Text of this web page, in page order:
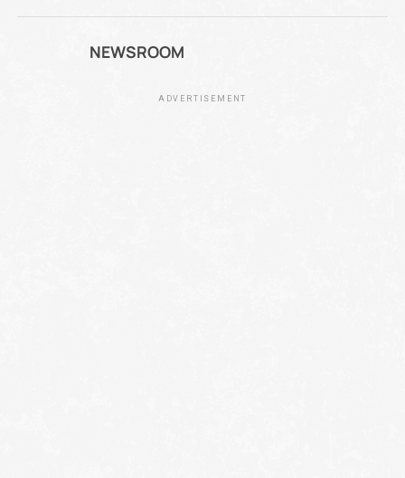
NEWSROOM
ADVERTISEMENT